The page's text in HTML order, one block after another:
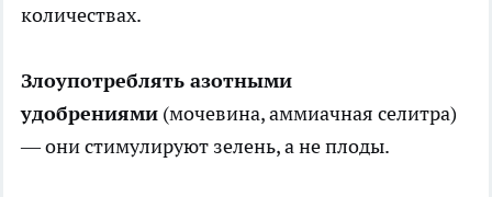
количествах.
Злоупотреблять азотными
удобрениями (мочевина, аммиачная селитра)
— они стимулируют зелень, а не плоды.